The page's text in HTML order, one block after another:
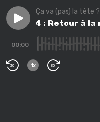
Play episodeEpisode 4 :
Ça va (pas) la tête ?
4 : Retour à
00:00
30 1x 30